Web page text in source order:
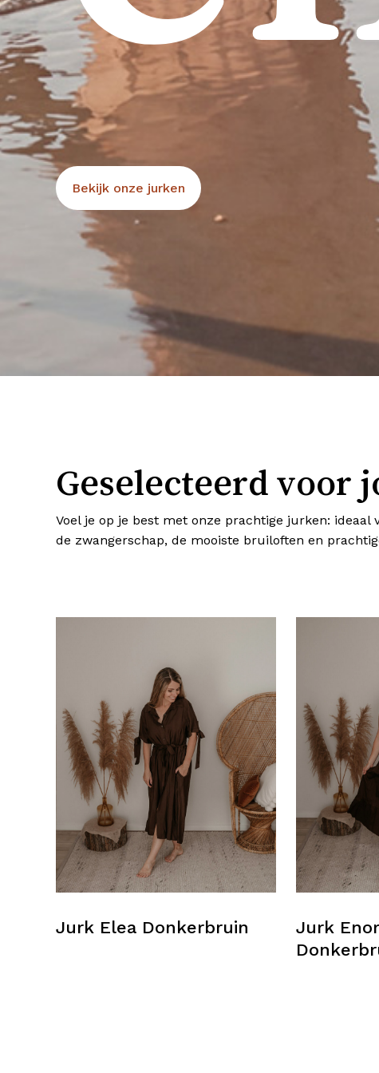
Bekijk onze jurken
Geselecteerd voor
Voel je op je best met onze prachtige jurken: ideaal
de zwangerschap, de mooiste bruiloften en
Jurk Elea Donkerbruin
Jurk